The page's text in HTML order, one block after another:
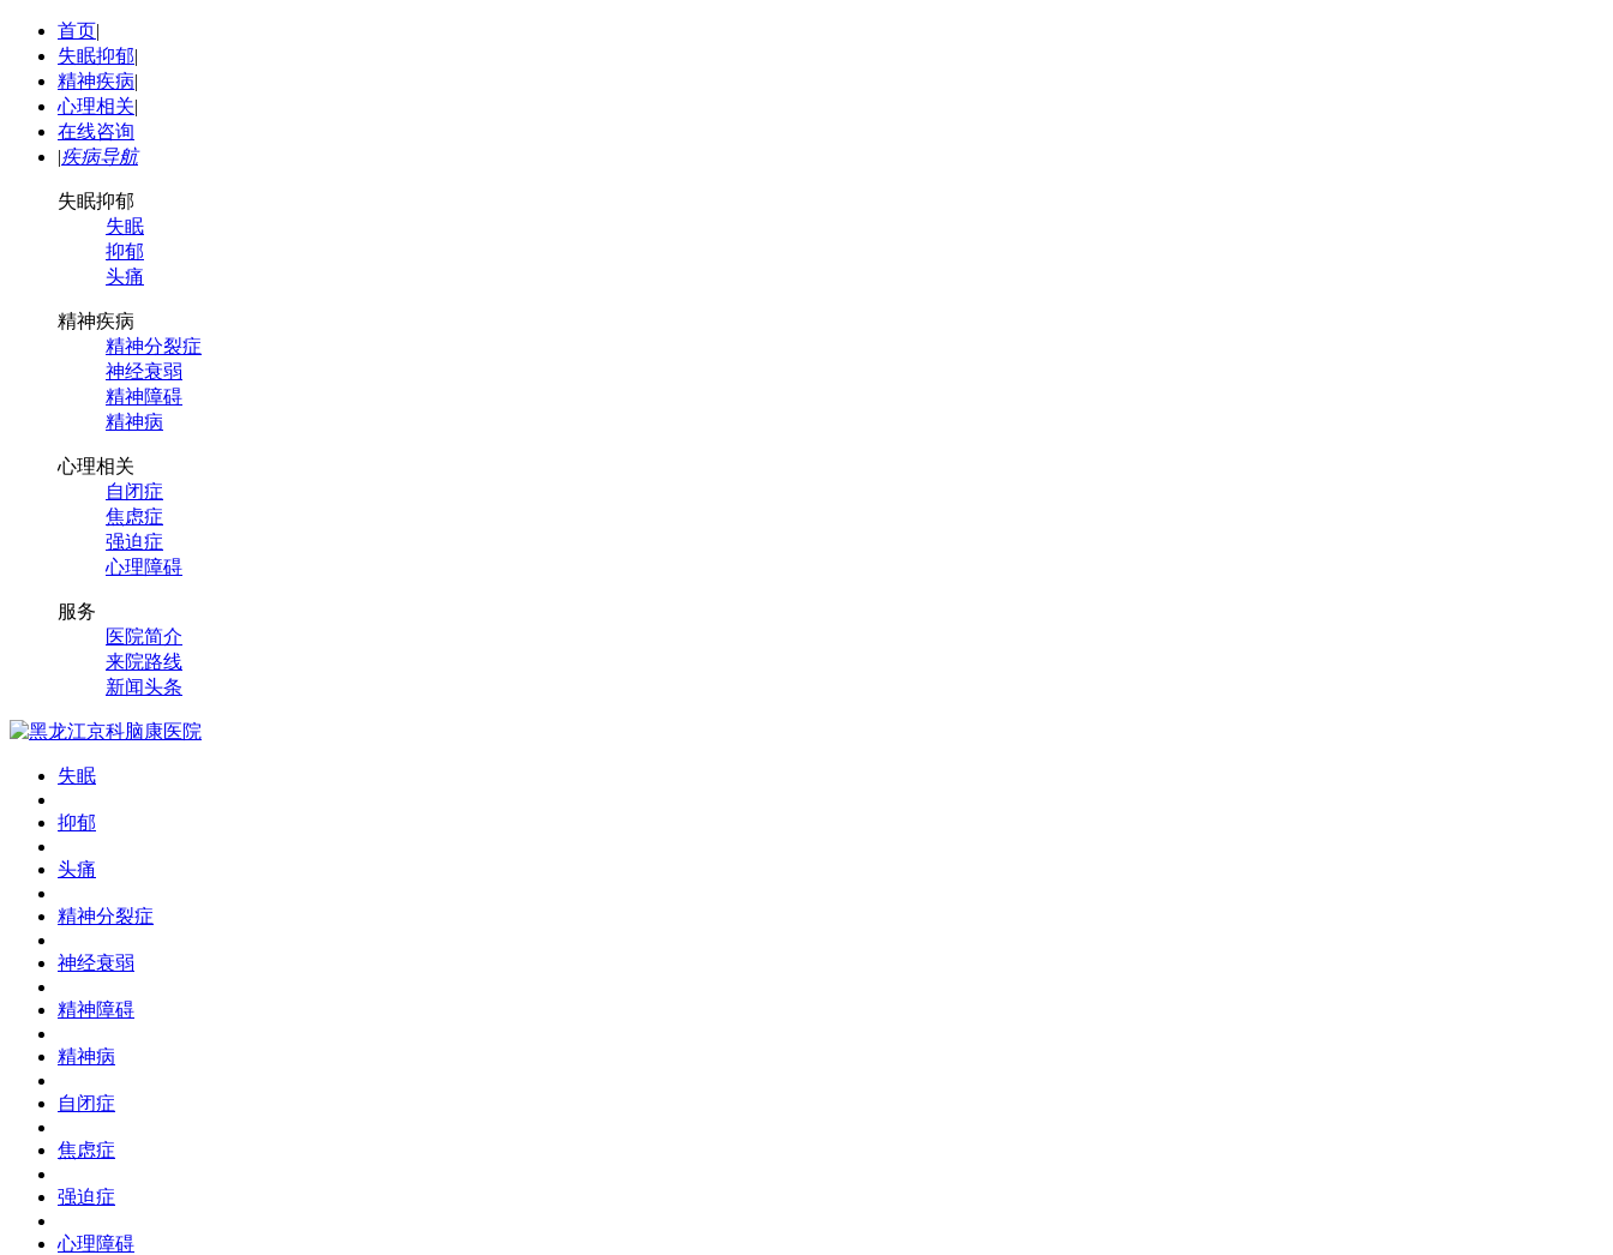
首页|
失眠抑郁|
精神疾病|
心理相关|
在线咨询
|疾病导航
失眠抑郁
失眠
抑郁
头痛
精神疾病
精神分裂症
神经衰弱
精神障碍
精神病
心理相关
自闭症
焦虑症
强迫症
心理障碍
服务
医院简介
来院路线
新闻头条
失眠
抑郁
头痛
精神分裂症
神经衰弱
精神障碍
精神病
自闭症
焦虑症
强迫症
心理障碍